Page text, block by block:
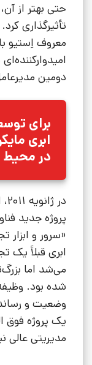
حتی بهتر از
تأثیرگذاری
معروف اِستیو
دومین
برای
ابری
در محیط
پروژه جدید
ابری قبلاً یک
می‌شد اما
شده بود.
وضعیت و
یک پروژه فوق
مدیریتی عالی